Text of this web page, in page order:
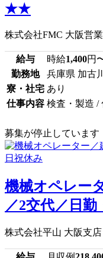
★★
株式会社FMC 大阪営
給与 時給1,400円
勤務地
兵庫県 加古
寮・社宅 あり
仕事内容 検査・製造 /
募集が停止しています
機械オペレー
／2交代／日
株式会社平山 大阪支店